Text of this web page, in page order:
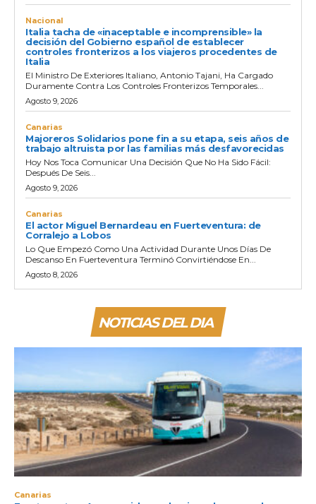
Nacional
Italia tacha de «inaceptable e incomprensible» la
decisión del Gobierno español de establecer
controles fronterizos a los viajeros procedentes de
Italia
El Ministro De Exteriores Italiano, Antonio Tajani, Ha Cargado
Duramente Contra Los Controles Fronterizos Temporales...
Agosto 9, 2026
Canarias
Majoreros Solidarios pone fin a su etapa, seis años de
trabajo altruista por las familias más desfavorecidas
Hoy Nos Toca Comunicar Una Decisión Que No Ha Sido Fácil:
Después De Seis...
Agosto 9, 2026
Canarias
El actor Miguel Bernardeau en Fuerteventura: de
Corralejo a Lobos
Lo Que Empezó Como Una Actividad Durante Unos Días De
Descanso En Fuerteventura Terminó Convirtiéndose En...
Agosto 8, 2026
NOTICIAS DEL DIA
Canarias